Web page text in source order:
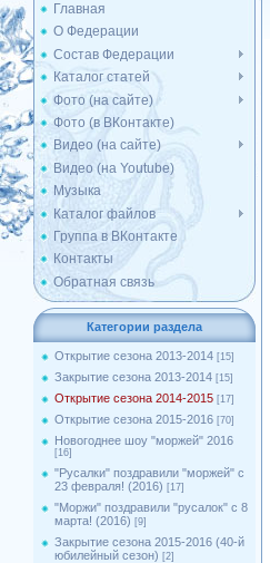
Главная
О Федерации
Состав Федерации
Каталог статей
Фото (на сайте)
Фото (в ВКонтакте)
Видео (на сайте)
Видео (на Youtube)
Музыка
Каталог файлов
Группа в ВКонтакте
Контакты
Обратная связь
Категории раздела
Открытие сезона 2013-2014 [15]
Закрытие сезона 2013-2014 [15]
Открытие сезона 2014-2015 [17]
Открытие сезона 2015-2016 [70]
Новогоднее шоу "моржей" 2016
[16]
"Русалки" поздравили "моржей" с
23 февраля! (2016) [17]
"Моржи" поздравили "русалок" с 8
марта! (2016) [9]
Закрытие сезона 2015-2016 (40-й
юбилейный сезон) [2]